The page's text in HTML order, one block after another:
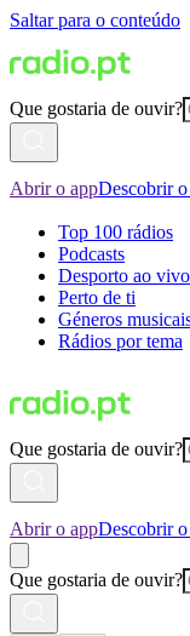
Saltar para o conteúdo
Que gostaria de ouvir?
Abrir o appDescobrir
Top 100 rádios
Podcasts
Desporto ao vivo
Perto de ti
Géneros
Rádios por tema
Que gostaria de ouvir?
Abrir o appDescobrir
Que gostaria de ouvir?